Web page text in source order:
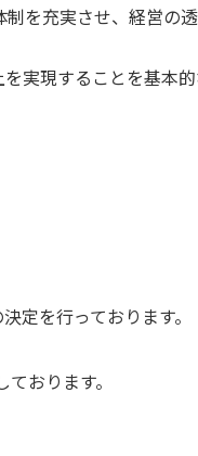
を充実させ、経営の
実現することを基本的
定を行っております。
おります。